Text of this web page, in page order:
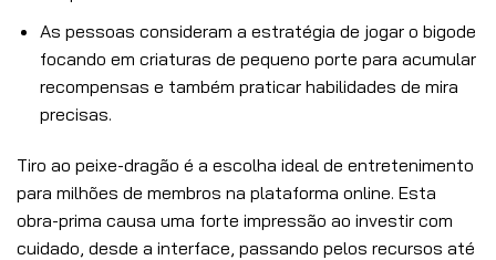
As pessoas consideram a estratégia de jogar o bigode
focando em criaturas de pequeno porte para acumular
recompensas e também praticar habilidades de mira
precisas.
Tiro ao peixe-dragão é a escolha ideal de entretenimento
para milhões de membros na plataforma online. Esta
obra-prima causa uma forte impressão ao investir com
cuidado, desde a interface, passando pelos recursos até